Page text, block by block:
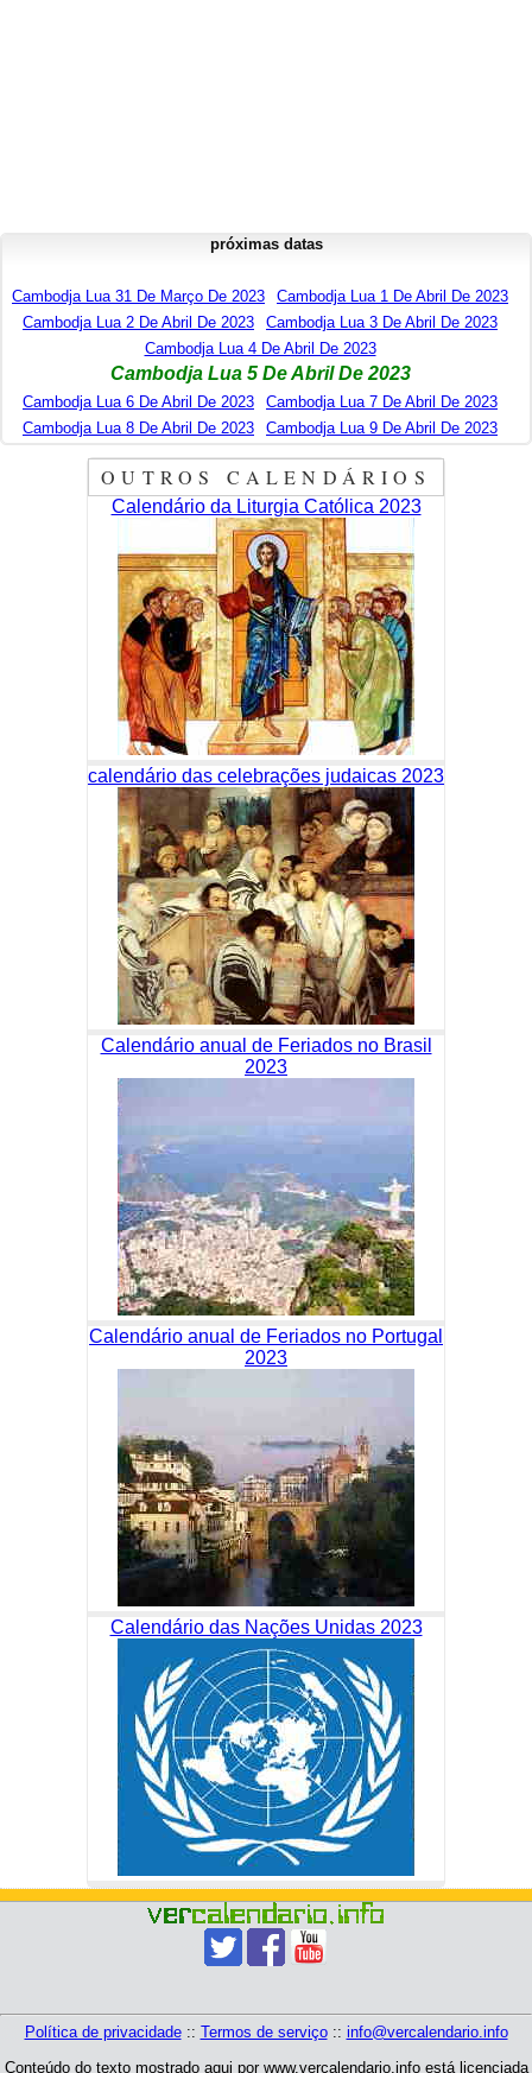
próximas datas
Cambodja Lua 31 De Março De 2023
Cambodja Lua 1 De Abril De 2023
Cambodja Lua 2 De Abril De 2023
Cambodja Lua 3 De Abril De 2023
Cambodja Lua 4 De Abril De 2023
Cambodja Lua 5 De Abril De 2023
Cambodja Lua 6 De Abril De 2023
Cambodja Lua 7 De Abril De 2023
Cambodja Lua 8 De Abril De 2023
Cambodja Lua 9 De Abril De 2023
OUTROS CALENDÁRIOS
Calendário da Liturgia Católica 2023
calendário das celebrações judaicas 2023
Calendário anual de Feriados no Brasil
2023
Calendário anual de Feriados no Portugal
2023
Calendário das Nações Unidas 2023
Política de privacidade:: Termos de serviço:: info@vercalendario.info
Conteúdo do texto mostrado aqui por www.vercalendario.info está licenciada